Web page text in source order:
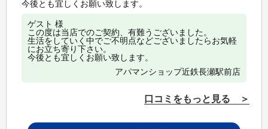
今後とも宜しくお願い致します。
ゲスト 様
この度は当店でのご契約、有難うございました。
生活をしていく中でご不明点などございましたらお気軽
にお立ち寄り下さい。
今後とも宜しくお願い致します。
アパマンショップ近鉄長瀬駅前店
口コミをもっと見る ＞